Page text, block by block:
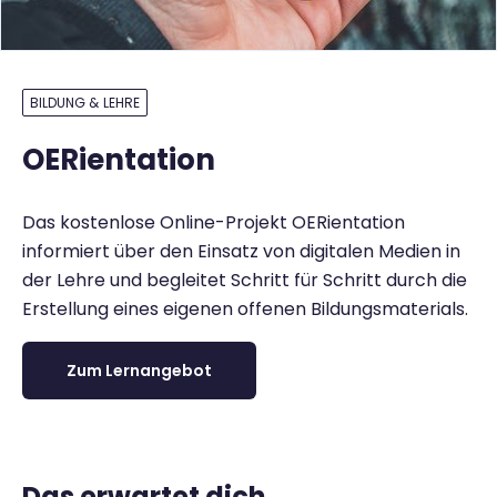
BILDUNG & LEHRE
OERientation
Das kostenlose Online-Projekt OERientation
informiert über den Einsatz von digitalen Medien in
der Lehre und begleitet Schritt für Schritt durch die
Erstellung eines eigenen offenen Bildungsmaterials.
Zum Lernangebot